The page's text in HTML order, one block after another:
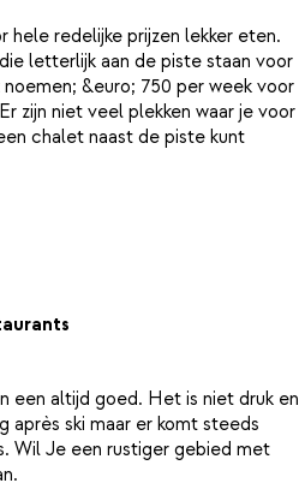
hele redelijke prijzen lekker eten.
letterlijk aan de piste staan voor
&euro; 750 per week voor
zijn niet veel plekken waar je voor
chalet naast de piste kunt
een altijd goed. Het is niet druk en
après ski maar er komt steeds
Wil Je een rustiger gebied met